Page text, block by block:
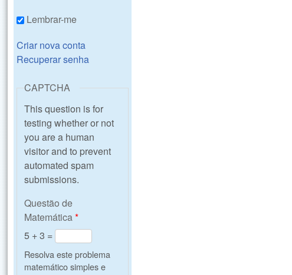
Lembrar-me
Criar nova conta
Recuperar senha
CAPTCHA
This question is for
testing whether or not
you are a human
visitor and to prevent
automated spam
submissions.
Questão de
Matemática*
5 + 3 =
Resolva este problema
matemático simples e